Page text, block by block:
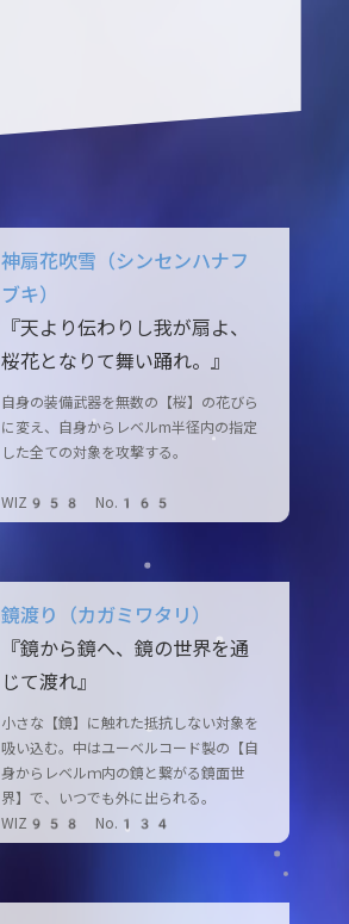
神扇花吹雪（シンセンハナフ
ブキ）
『天より伝わりし我が扇よ、
桜花となりて舞い踊れ。』
自身の装備武器を無数の【桜】の花びら
に変え、自身からレベルm半径内の指定
した全ての対象を攻撃する。
WIZ958 No.165
鏡渡り（カガミワタリ）
『鏡から鏡へ、鏡の世界を通
じて渡れ』
小さな【鏡】に触れた抵抗しない対象を
吸い込む。中はユーベルコード製の【自
身からレベルｍ内の鏡と繋がる鏡面世
界】で、いつでも外に出られる。
WIZ958 No.134